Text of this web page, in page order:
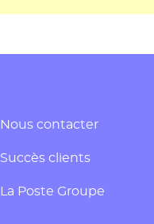
Nous contacter
Succès clients
La Poste Groupe